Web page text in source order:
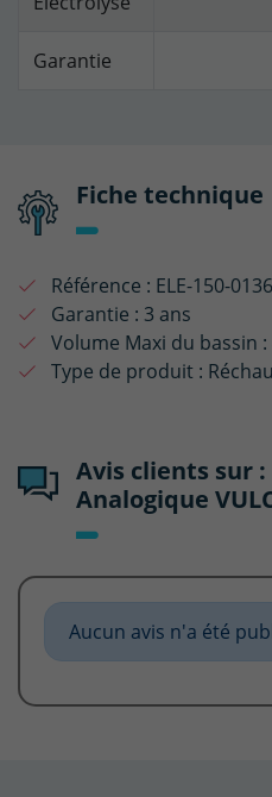
Garantie
Fiche technique
Référence : ELE-150-0136
Garantie : 3 ans
Volume Maxi du bassin :
Type de produit :
Avis clients sur
Analogique
Aucun avis n'a été